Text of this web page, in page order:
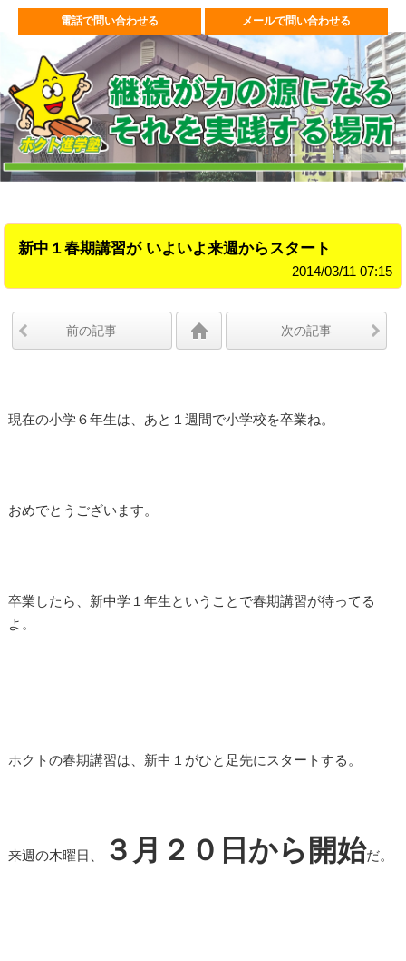
電話で問い合わせる メールで問い合わせる
新中１春期講習が いよいよ来週からスタート
2014/03/11 07:15
前の記事 次の記事
現在の小学６年生は、あと１週間で小学校を卒業ね。
おめでとうございます。
卒業したら、新中学１年生ということで春期講習が待ってる
よ。
ホクトの春期講習は、新中１がひと足先にスタートする。
来週の木曜日、 ３月２０日から開始だ。